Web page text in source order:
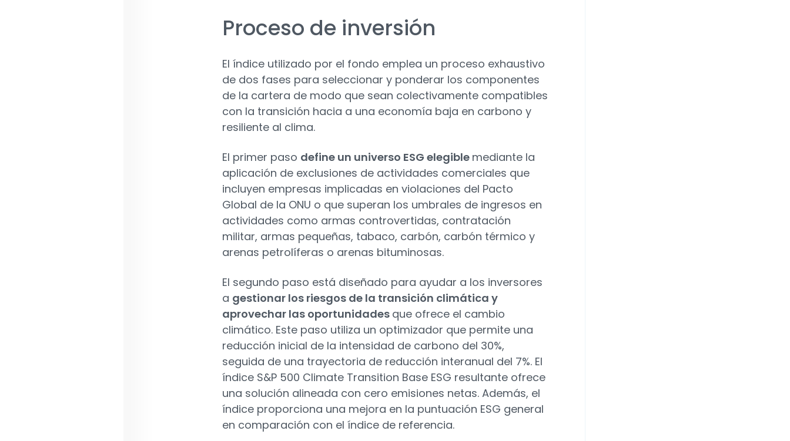
Proceso de inversión
El índice utilizado por el fondo emplea un proceso exhaustivo
de dos fases para seleccionar y ponderar los componentes
de la cartera de modo que sean colectivamente compatibles
con la transición hacia a una economía baja en carbono y
resiliente al clima.
El primer paso define un universo ESG elegible mediante la
aplicación de exclusiones de actividades comerciales que
incluyen empresas implicadas en violaciones del Pacto
Global de la ONU o que superan los umbrales de ingresos en
actividades como armas controvertidas, contratación
militar, armas pequeñas, tabaco, carbón, carbón térmico y
arenas petrolíferas o arenas bituminosas.
El segundo paso está diseñado para ayudar a los inversores
a gestionar los riesgos de la transición climática y
aprovechar las oportunidades que ofrece el cambio
climático. Este paso utiliza un optimizador que permite una
reducción inicial de la intensidad de carbono del 30%,
seguida de una trayectoria de reducción interanual del 7%. El
índice S&P 500 Climate Transition Base ESG resultante ofrece
una solución alineada con cero emisiones netas. Además, el
índice proporciona una mejora en la puntuación ESG general
en comparación con el índice de referencia.